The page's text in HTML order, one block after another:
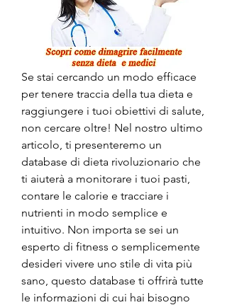
Se stai cercando un modo efficace
per tenere traccia della tua dieta e
raggiungere i tuoi obiettivi di salute,
non cercare oltre! Nel nostro ultimo
articolo, ti presenteremo un
database di dieta rivoluzionario che
ti aiuterà a monitorare i tuoi pasti,
contare le calorie e tracciare i
nutrienti in modo semplice e
intuitivo. Non importa se sei un
esperto di fitness o semplicemente
desideri vivere uno stile di vita più
sano, questo database ti offrirà tutte
le informazioni di cui hai bisogno